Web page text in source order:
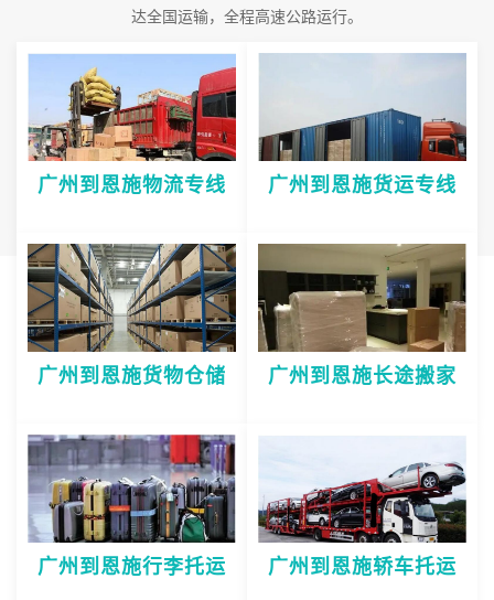
达全国运输，全程高速公路运行。
广州到恩施物流专线 广州到恩施货运专线
广州到恩施货物仓储 广州到恩施长途搬家
广州到恩施行李托运 广州到恩施轿车托运